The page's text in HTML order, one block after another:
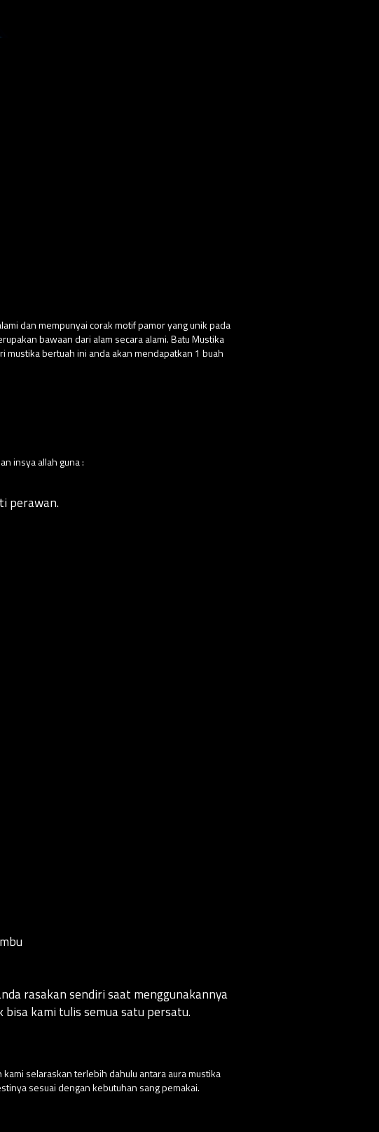
dan mempunyai corak motif pamor yang unik pada
bawaan dari alam secara alami. Batu Mustika
mustika bertuah ini anda akan mendapatkan 1 buah
insya allah guna :
perawan.
rasakan sendiri saat menggunakannya
kami tulis semua satu persatu.
selaraskan terlebih dahulu antara aura mustika
sesuai dengan kebutuhan sang pemakai.